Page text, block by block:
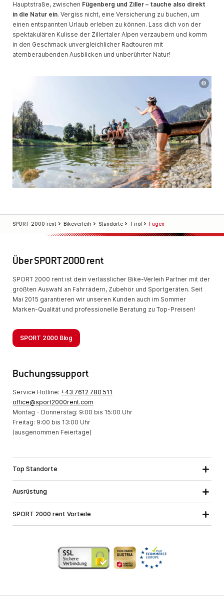
Hauptstraße, zwischen Fügenberg und Ziller – tauche also direkt
in die Natur ein. Vergiss nicht, eine Versicherung zu buchen, um
einen entspannten Urlaub erleben zu können. Lass dich von der
spektakulären Kulisse der Zillertaler Alpen verzaubern und komm
in den Geschmack unvergleichlicher Radtouren mit
atemberaubenden Ausblicken und unberührter Natur!
©
SPORT 2000 rent Bikeverleih Standorte Tirol Fügen
Über SPORT 2000 rent
SPORT 2000 rent ist dein verlässlicher Bike-Verleih Partner mit der
größten Auswahl an Fahrrädern, Zubehör und Sportgeräten. Seit
Mai 2015 garantieren wir unseren Kunden auch im Sommer
Marken-Qualität und professionelle Beratung zu Top-Preisen!
SPORT 2000 Blog
Buchungssupport
Service Hotline: +43 7612 780 511
office@sport2000rent.com
Montag - Donnerstag: 9:00 bis 15:00 Uhr
Freitag: 9:00 bis 13:00 Uhr
(ausgenommen Feiertage)
Top Standorte
Saalfelden
Ausrüstung
SPORT 2000 rent Vorteile
SPORT 2000 Bike Profis
Jobs bei SPORT 2000